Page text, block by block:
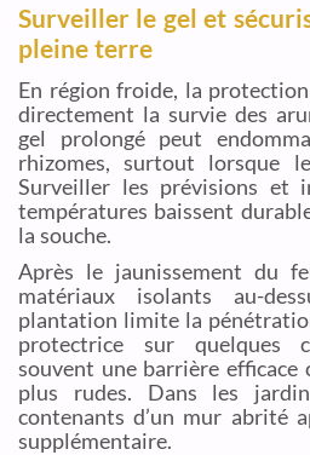
Surveiller le gel et
pleine terre
En région froide, la
directement la survie des
gel prolongé peut
rhizomes, surtout lorsque
Surveiller les prévisions et
températures baissent
la souche.
Après le jaunissement du
matériaux isolants au-
plantation limite la
protectrice sur quelques
souvent une barrière efficace
plus rudes. Dans les
contenants d’un mur abrité
supplémentaire.